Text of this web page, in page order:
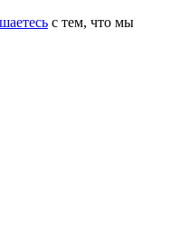
с тем, что мы